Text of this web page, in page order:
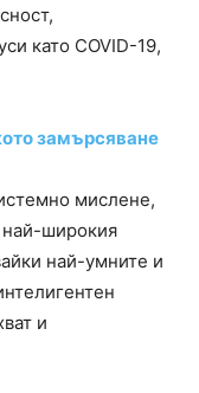
като COVID-19,
замърсяване
мислене,
най-широкия
най-умните и
и